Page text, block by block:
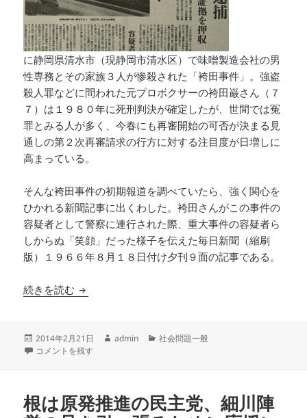
に静岡県清水市（現静岡市清水区）で味噌製造会社の男
性専務とその家族３人が惨殺された「袴田事件」。強盗
殺人罪などに問われた元プロボクサーの袴田巌さん（７
７）は１９８０年に死刑判決が確定したが、世間では冤
罪とみる人が多く、今春にも再審開始の可否が決まる見
通しの第２次再審請求の行方に対する注目度が日増しに
高まっている。
そんな袴田事件の初期報道を調べていたら、強く関心を
ひかれる新聞記事に出くわした。袴田さんがこの事件の
容疑者として警察に連行された際、重大事件の容疑者ら
しからぬ「笑顔」だった様子を伝えた毎日新聞（縮刷
版）１９６６年８月１８日付け夕刊９面の記事である。
続きを読む 袴田巌さんがあの日、「笑顔」だった理由
投
稿
2014年2月21日
作
admin
カ
社会問題一般
袴田巌さんがあの日、「笑顔」だった理由 に
コメントを残す
根は原発推進の民主党、細川陣